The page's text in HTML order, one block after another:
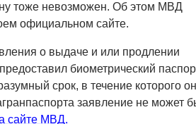
тоже невозможен. Об этом МВД
официальном сайте.
о выдаче и или продлении
биометрический
срок, в течение которого он
заявление не может
сайте МВД.